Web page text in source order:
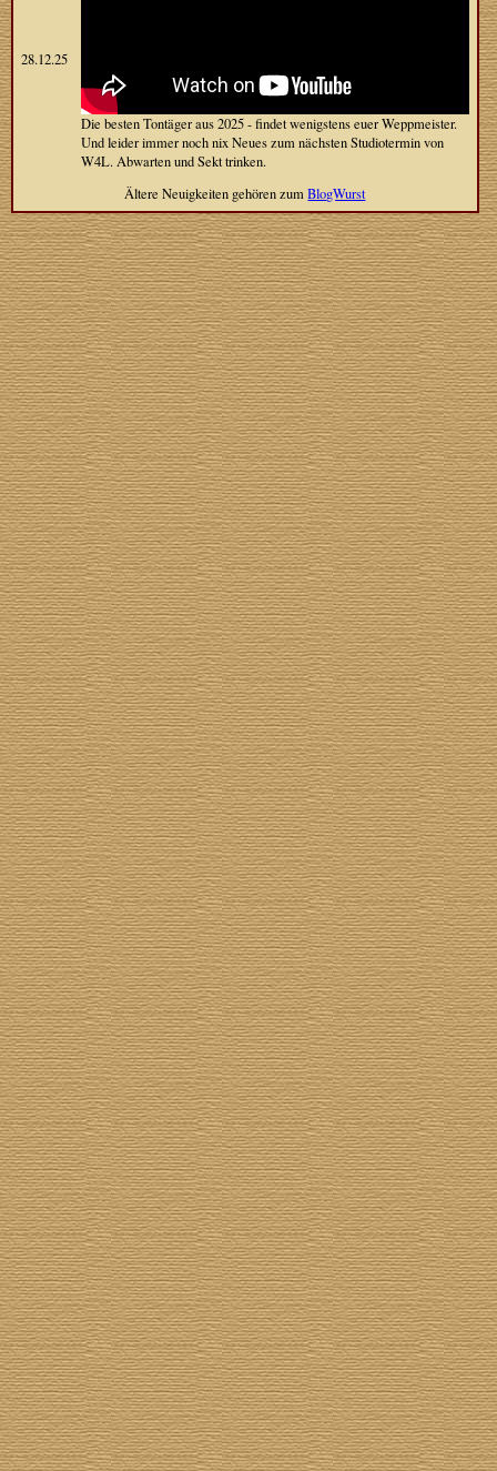
28.12.25
Die besten Tontäger aus 2025 - findet wenigstens euer Weppmeister.
Und leider immer noch nix Neues zum nächsten Studiotermin von
W4L. Abwarten und Sekt trinken.
Ältere Neuigkeiten gehören zumBlogWurst